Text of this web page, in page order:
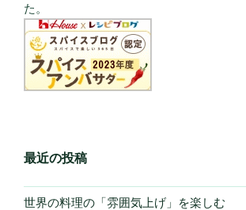
た。
最近の投稿
世界の料理の「雰囲気上げ」を楽しむ